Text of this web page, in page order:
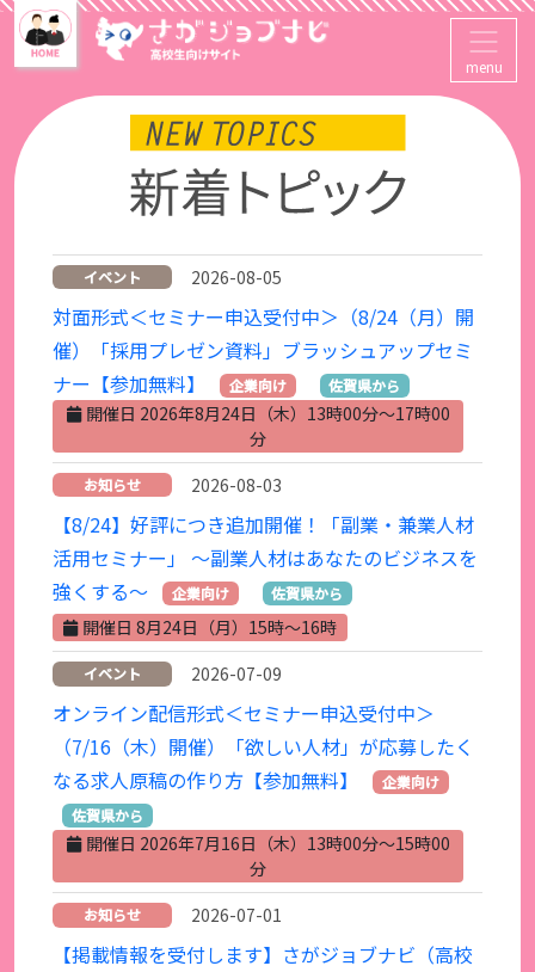
menu
イベント 2026-08-05
対面形式＜セミナー申込受付中＞（8/24（月）開
催）「採用プレゼン資料」ブラッシュアップセミ
ナー【参加無料】
企業向け 佐賀県から
開催日 2026年8月24日（木）13時00分～17時00
分
お知らせ 2026-08-03
【8/24】好評につき追加開催！「副業・兼業人材
活用セミナー」 ～副業人材はあなたのビジネスを
強くする～
企業向け 佐賀県から
開催日 8月24日（月）15時～16時
イベント 2026-07-09
オンライン配信形式＜セミナー申込受付中＞
（7/16（木）開催）「欲しい人材」が応募したく
なる求人原稿の作り方【参加無料】
企業向け
佐賀県から
開催日 2026年7月16日（木）13時00分～15時00
分
お知らせ 2026-07-01
【掲載情報を受付します】さがジョブナビ（高校